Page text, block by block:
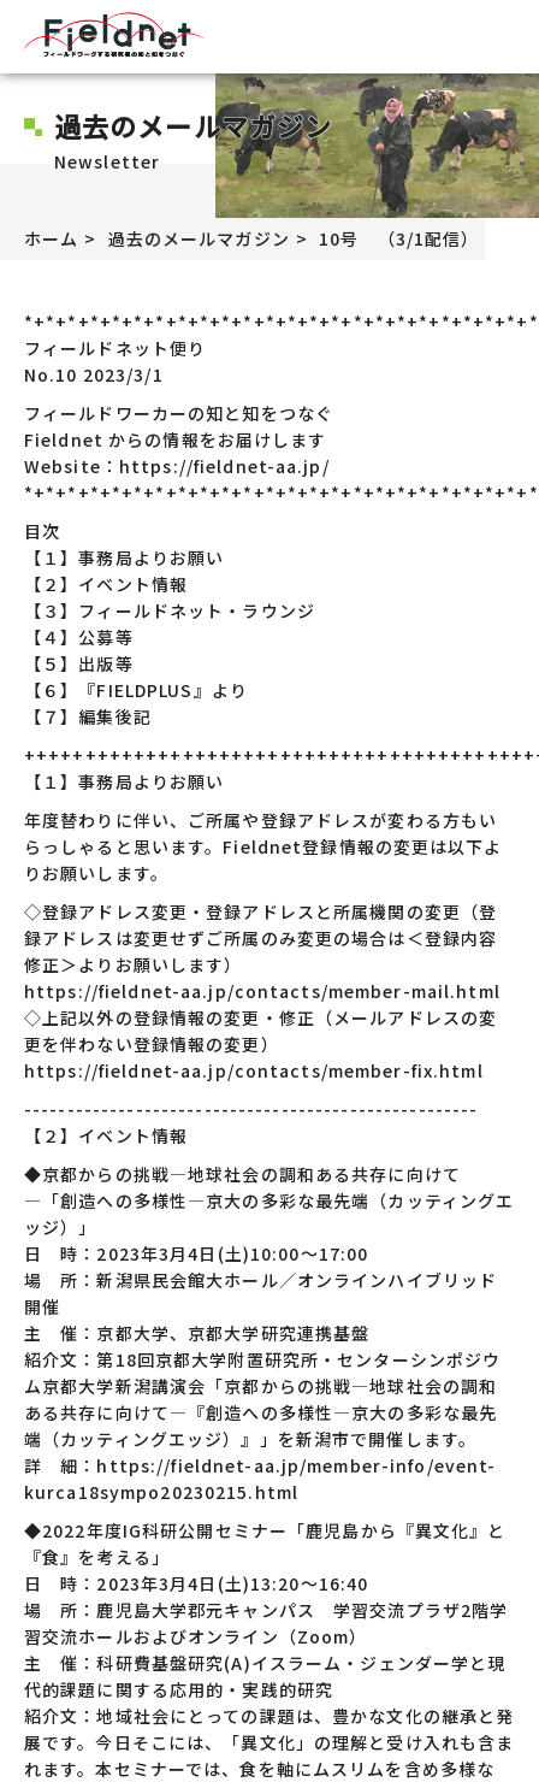
過去のメールマガジン
Newsletter
ホーム 過去のメールマガジン 10号 （3/1配信）
フィールドネット便り
No.10 2023/3/1
フィールドワーカーの知と知をつなぐ
Fieldnet からの情報をお届けします
Website：https://fieldnet-aa.jp/
目次
【１】事務局よりお願い
【２】イベント情報
【３】フィールドネット・ラウンジ
【４】公募等
【５】出版等
【６】『FIELDPLUS』より
【７】編集後記
【１】事務局よりお願い
年度替わりに伴い、ご所属や登録アドレスが変わる方もい
らっしゃると思います。Fieldnet登録情報の変更は以下よ
りお願いします。
◇登録アドレス変更・登録アドレスと所属機関の変更（登
録アドレスは変更せずご所属のみ変更の場合は＜登録内容
修正＞よりお願いします）
https://fieldnet-aa.jp/contacts/member-mail.html
◇上記以外の登録情報の変更・修正（メールアドレスの変
更を伴わない登録情報の変更）
https://fieldnet-aa.jp/contacts/member-fix.html
-----------------------------------------------------
【２】イベント情報
◆京都からの挑戦―地球社会の調和ある共存に向けて
―「創造への多様性―京大の多彩な最先端（カッティングエ
ッジ）」
日 時：2023年3月4日(土)10:00〜17:00
場 所：新潟県民会館大ホール／オンラインハイブリッド
開催
主 催：京都大学、京都大学研究連携基盤
紹介文：第18回京都大学附置研究所・センターシンポジウ
ム京都大学新潟講演会「京都からの挑戦―地球社会の調和
ある共存に向けて―『創造への多様性―京大の多彩な最先
端（カッティングエッジ）』」を新潟市で開催します。
詳 細：https://fieldnet-aa.jp/member-info/event-
kurca18sympo20230215.html
◆2022年度IG科研公開セミナー「鹿児島から『異文化』と
『食』を考える」
日 時：2023年3月4日(土)13:20〜16:40
場 所：鹿児島大学郡元キャンパス 学習交流プラザ2階学
習交流ホールおよびオンライン（Zoom）
主 催：科研費基盤研究(A)イスラーム・ジェンダー学と現
代的課題に関する応用的・実践的研究
紹介文：地域社会にとっての課題は、豊かな文化の継承と発
展です。今日そこには、「異文化」の理解と受け入れも含ま
れます。本セミナーでは、食を軸にムスリムを含め多様な